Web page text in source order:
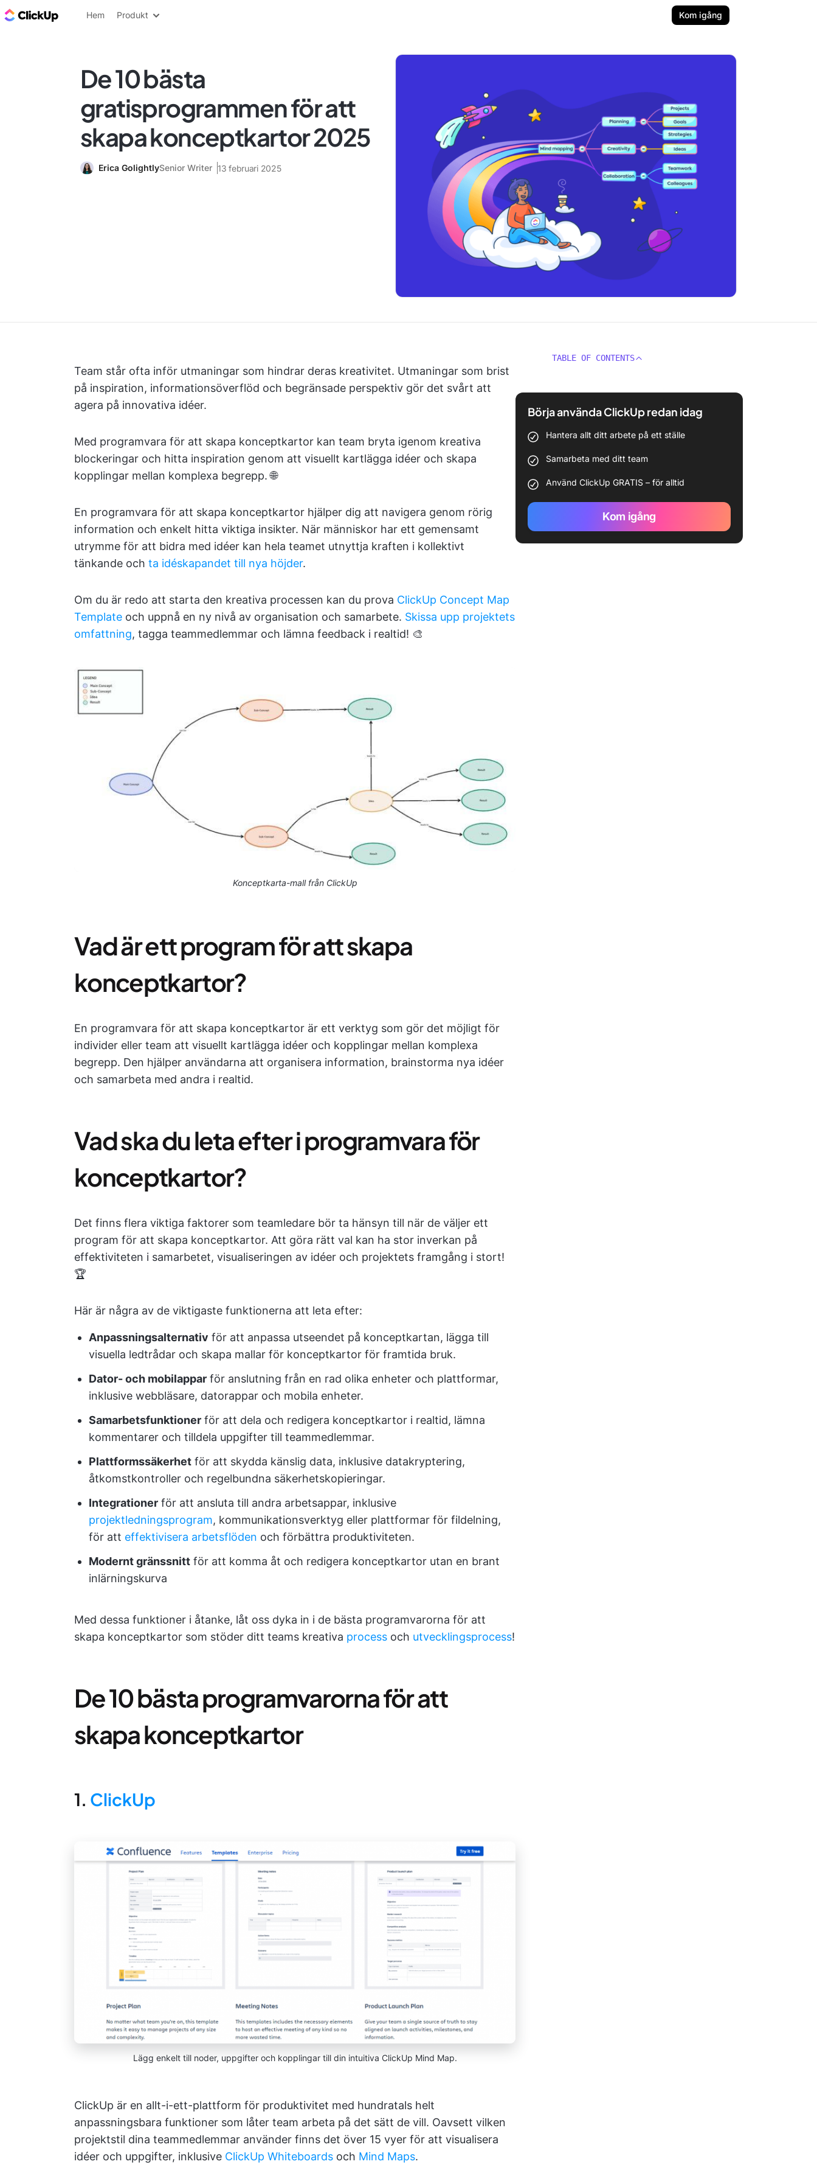
ClickUp-bloggen
Hem Produkt Kom igång
De 10 bästa
gratisprogrammen för att
skapa konceptkartor 2025
Erica GolightlySenior Writer 13 februari 2025
Team står ofta inför utmaningar som hindrar deras kreativitet. Utmaningar som brist
på inspiration, informationsöverflöd och begränsade perspektiv gör det svårt att
agera på innovativa idéer.
Med programvara för att skapa konceptkartor kan team bryta igenom kreativa
blockeringar och hitta inspiration genom att visuellt kartlägga idéer och skapa
kopplingar mellan komplexa begrepp. 🌐
En programvara för att skapa konceptkartor hjälper dig att navigera genom rörig
information och enkelt hitta viktiga insikter. När människor har ett gemensamt
utrymme för att bidra med idéer kan hela teamet utnyttja kraften i kollektivt
tänkande och ta idéskapandet till nya höjder.
Om du är redo att starta den kreativa processen kan du prova ClickUp Concept Map
Template och uppnå en ny nivå av organisation och samarbete. Skissa upp projektets
omfattning, tagga teammedlemmar och lämna feedback i realtid! 🎨
Konceptkarta-mall från ClickUp
Vad är ett program för att skapa
konceptkartor?
En programvara för att skapa konceptkartor är ett verktyg som gör det möjligt för
individer eller team att visuellt kartlägga idéer och kopplingar mellan komplexa
begrepp. Den hjälper användarna att organisera information, brainstorma nya idéer
och samarbeta med andra i realtid.
Vad ska du leta efter i programvara för
konceptkartor?
Det finns flera viktiga faktorer som teamledare bör ta hänsyn till när de väljer ett
program för att skapa konceptkartor. Att göra rätt val kan ha stor inverkan på
effektiviteten i samarbetet, visualiseringen av idéer och projektets framgång i stort!
🏆
Här är några av de viktigaste funktionerna att leta efter:
Anpassningsalternativ för att anpassa utseendet på konceptkartan, lägga till
visuella ledtrådar och skapa mallar för konceptkartor för framtida bruk.
Dator- och mobilappar för anslutning från en rad olika enheter och plattformar,
inklusive webbläsare, datorappar och mobila enheter.
Samarbetsfunktioner för att dela och redigera konceptkartor i realtid, lämna
kommentarer och tilldela uppgifter till teammedlemmar.
Plattformssäkerhet för att skydda känslig data, inklusive datakryptering,
åtkomstkontroller och regelbundna säkerhetskopieringar.
Integrationer för att ansluta till andra arbetsappar, inklusive
projektledningsprogram, kommunikationsverktyg eller plattformar för fildelning,
för att effektivisera arbetsflöden och förbättra produktiviteten.
Modernt gränssnitt för att komma åt och redigera konceptkartor utan en brant
inlärningskurva
Med dessa funktioner i åtanke, låt oss dyka in i de bästa programvarorna för att
skapa konceptkartor som stöder ditt teams kreativa process och utvecklingsprocess!
De 10 bästa programvarorna för att
skapa konceptkartor
1. ClickUp
Lägg enkelt till noder, uppgifter och kopplingar till din intuitiva ClickUp Mind Map.
ClickUp är en allt-i-ett-plattform för produktivitet med hundratals helt
anpassningsbara funktioner som låter team arbeta på det sätt de vill. Oavsett vilken
projektstil dina teammedlemmar använder finns det över 15 vyer för att visualisera
idéer och uppgifter, inklusive ClickUp Whiteboards och Mind Maps.
TABLE OF CONTENTS
Börja använda ClickUp redan idag
Hantera allt ditt arbete på ett ställe
Samarbeta med ditt team
Använd ClickUp GRATIS – för alltid
Kom igång